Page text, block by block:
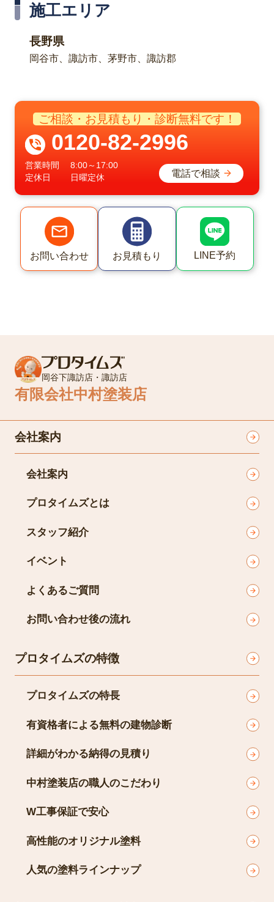
施工エリア
長野県
岡谷市、諏訪市、茅野市、諏訪郡
ご相談・お見積もり・診断無料です！
0120-82-2996
営業時間
8:00～17:00
定休日
日曜定休 電話で相談
お問い合わせ お見積もり LINE予約
岡谷下諏訪店・諏訪店
有限会社中村塗装店
会社案内
会社案内
プロタイムズとは
スタッフ紹介
イベント
よくあるご質問
お問い合わせ後の流れ
プロタイムズの特徴
プロタイムズの特長
有資格者による無料の建物診断
詳細がわかる納得の見積り
中村塗装店の職人のこだわり
W工事保証で安心
高性能のオリジナル塗料
人気の塗料ラインナップ